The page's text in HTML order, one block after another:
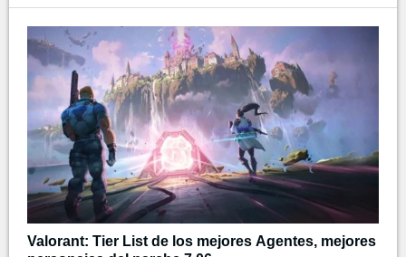
Valorant: Tier List de los mejores Agentes, mejores